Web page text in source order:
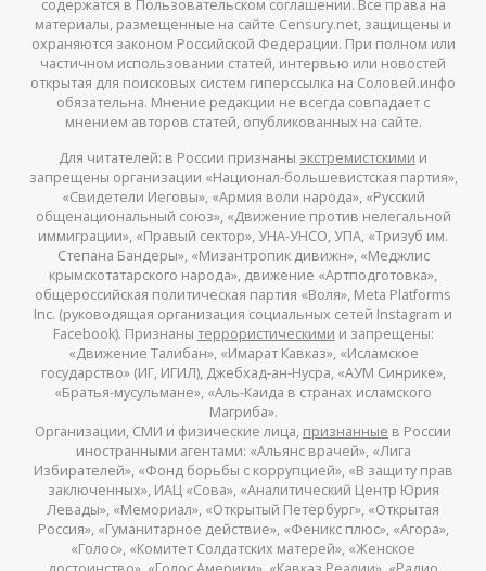
содержатся в Пользовательском соглашении. Все права на
материалы, размещенные на сайте Censury.net, защищены и
охраняются законом Российской Федерации. При полном или
частичном использовании статей, интервью или новостей
открытая для поисковых систем гиперссылка на Соловей.инфо
обязательна. Мнение редакции не всегда совпадает с
мнением авторов статей, опубликованных на сайте.
Для читателей: в России признаны экстремистскими и
запрещены организации «Национал-большевистская партия»,
«Свидетели Иеговы», «Армия воли народа», «Русский
общенациональный союз», «Движение против нелегальной
иммиграции», «Правый сектор», УНА-УНСО, УПА, «Тризуб им.
Степана Бандеры», «Мизантропик дивижн», «Меджлис
крымскотатарского народа», движение «Артподготовка»,
общероссийская политическая партия «Воля», Meta Platforms
Inc. (руководящая организация социальных сетей Instagram и
Facebook). Признаны террористическими и запрещены:
«Движение Талибан», «Имарат Кавказ», «Исламское
государство» (ИГ, ИГИЛ), Джебхад-ан-Нусра, «АУМ Синрике»,
«Братья-мусульмане», «Аль-Каида в странах исламского
Магриба».
Организации, СМИ и физические лица, признанные в России
иностранными агентами: «Альянс врачей», «Лига
Избирателей», «Фонд борьбы с коррупцией», «В защиту прав
заключенных», ИАЦ «Сова», «Аналитический Центр Юрия
Левады», «Мемориал», «Открытый Петербург», «Открытая
Россия», «Гуманитарное действие», «Феникс плюс», «Агора»,
«Голос», «Комитет Солдатских матерей», «Женское